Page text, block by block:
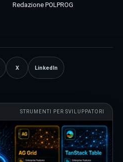
Redazione POLPROG
X LinkedIn
STRUMENTI PER SVILUPPATORI